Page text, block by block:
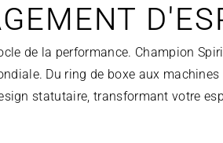
de la performance. Champion
Du ring de boxe aux
statutaire, transformant votre